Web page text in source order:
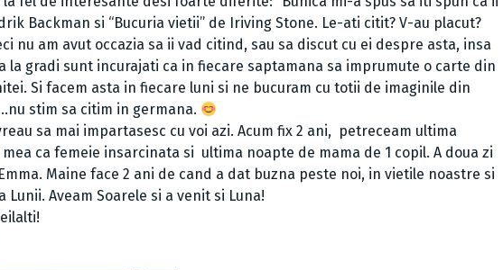
Backman si “Bucuria vietii” de Iriving Stone. Le-ati citit? V-au placut?
nu am avut occazia sa ii vad citind, sau sa discut cu ei despre asta, insa
la gradi sunt incurajati ca in fiecare saptamana sa imprumute o carte din
Si facem asta in fiecare luni si ne bucuram cu totii de imaginile din
stim sa citim in germana.
sa mai impartasesc cu voi azi. Acum fix 2 ani, petreceam ultima
ca femeie insarcinata si ultima noapte de mama de 1 copil. A doua zi
Maine face 2 ani de cand a dat buzna peste noi, in vietile noastre si
Lunii. Aveam Soarele si a venit si Luna!